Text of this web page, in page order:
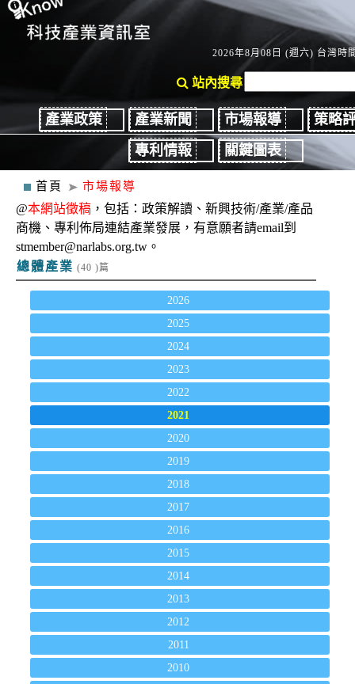
2026年8月08日 (週六) 台灣時
站內搜尋
產業政策 產業新聞 市場報導
策略
專利情報
關鍵圖表
首頁 市場報導
@本網站徵稿 ，包括：政策解讀、新興技術/產業/產品
商機、專利佈局連結產業發展，有意願者請email到
stmember@narlabs.org.tw。
總體產業 (40 )篇
2026
2025
2024
2023
2022
2021
2020
2019
2018
2017
2016
2015
2014
2013
2012
2011
2010